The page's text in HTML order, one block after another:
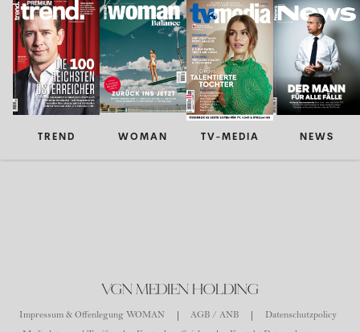
TREND WOMAN TV-MEDIA NEWS
VGN MEDIEN HOLDING
Impressum & Offenlegung WOMAN AGB / ANB
Datenschutzpolicy